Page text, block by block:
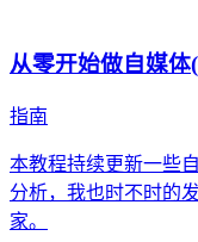
从零开始做自媒体
指南
本教程持续更新一些
分析，我也时不时的
家。